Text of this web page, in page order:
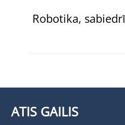
Robotika,
ATIS GAILIS